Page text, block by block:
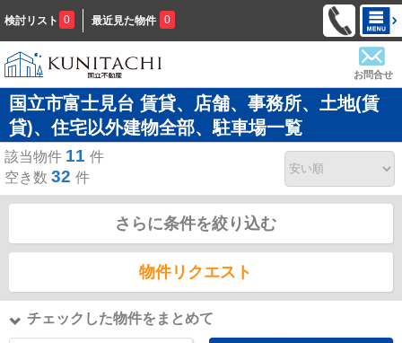
検討リスト 0 最近見た物件 0
お問合せ
国立市富士見台 賃貸、店舗、事務所、土地(賃
貸)、住宅以外建物全部、駐車場一覧
該当物件 11 件
空き数 32 件
さらに条件を絞り込む
物件リクエスト
チェックした物件をまとめて